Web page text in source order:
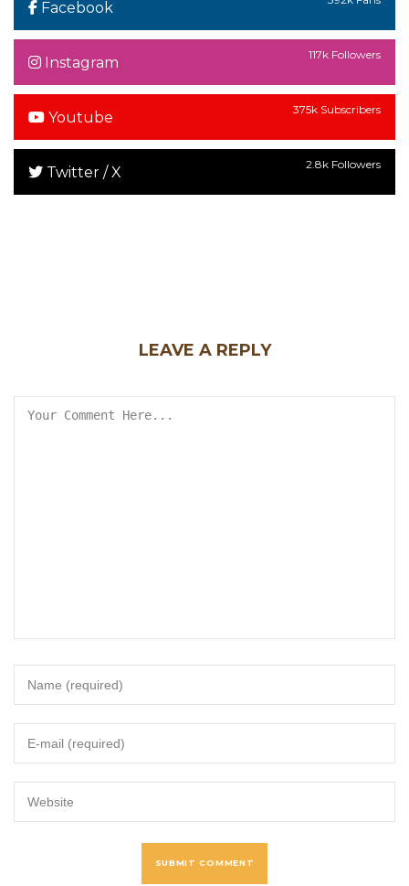
Facebook
Instagram 117k Followers
Youtube 375k Subscribers
Twitter / X 2.8k Followers
LEAVE A REPLY